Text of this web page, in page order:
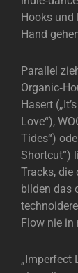
Hooks
Hand
Parallel
Hasert
Love“),
Tides“)
Shortcut“)
Tracks, die
bilden das
Flow nie
„Imperfect